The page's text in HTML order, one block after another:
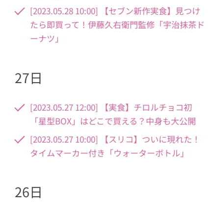
[2023.05.28 10:00] 【セブン新作実食】見つけ
たら即買って！伊藤久右衛門監修「宇治抹茶ド
ーナツ」
27日
[2023.05.27 12:00] 【実食】チロルチョコ初
「星型BOX」はどこで買える？中身も大公開
[2023.05.27 10:00] 【スリコ】ついに現れた！
タイムマーカー付き「ウォーターボトル」
26日